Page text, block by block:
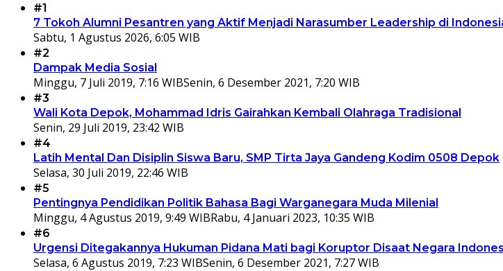
#1
7 Tokoh Alumni Pesantren yang Aktif Menjadi Narasumber Leadership di
Sabtu, 1 Agustus 2026, 6:05 WIB
#2
Dampak Media Sosial
Minggu, 7 Juli 2019, 7:16 WIBSenin, 6 Desember 2021, 7:20 WIB
#3
Wali Kota Depok, Mohammad Idris Gairahkan Kembali Olahraga Tradisional
Senin, 29 Juli 2019, 23:42 WIB
#4
Latih Mental Dan Disiplin Siswa Baru, SMP Tirta Jaya Gandeng Kodim 0508 Depok
Selasa, 30 Juli 2019, 22:46 WIB
#5
Pentingnya Pendidikan Politik Bahasa Bagi Warganegara Muda Milenial
Minggu, 4 Agustus 2019, 9:49 WIBRabu, 4 Januari 2023, 10:35 WIB
#6
Urgensi Ditegakannya Hukuman Pidana Mati bagi Koruptor Disaat Negara
Selasa, 6 Agustus 2019, 7:23 WIBSenin, 6 Desember 2021, 7:27 WIB